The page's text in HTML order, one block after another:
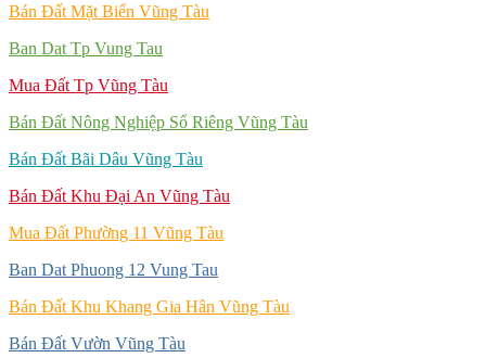
Bán Đất Mặt Biển Vũng Tàu
Ban Dat Tp Vung Tau
Mua Đất Tp Vũng Tàu
Bán Đất Nông Nghiệp Sổ Riêng Vũng Tàu
Bán Đất Bãi Dâu Vũng Tàu
Bán Đất Khu Đại An Vũng Tàu
Mua Đất Phường 11 Vũng Tàu
Ban Dat Phuong 12 Vung Tau
Bán Đất Khu Khang Gia Hân Vũng Tàu
Bán Đất Vườn Vũng Tàu